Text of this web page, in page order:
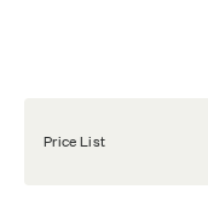
Price List